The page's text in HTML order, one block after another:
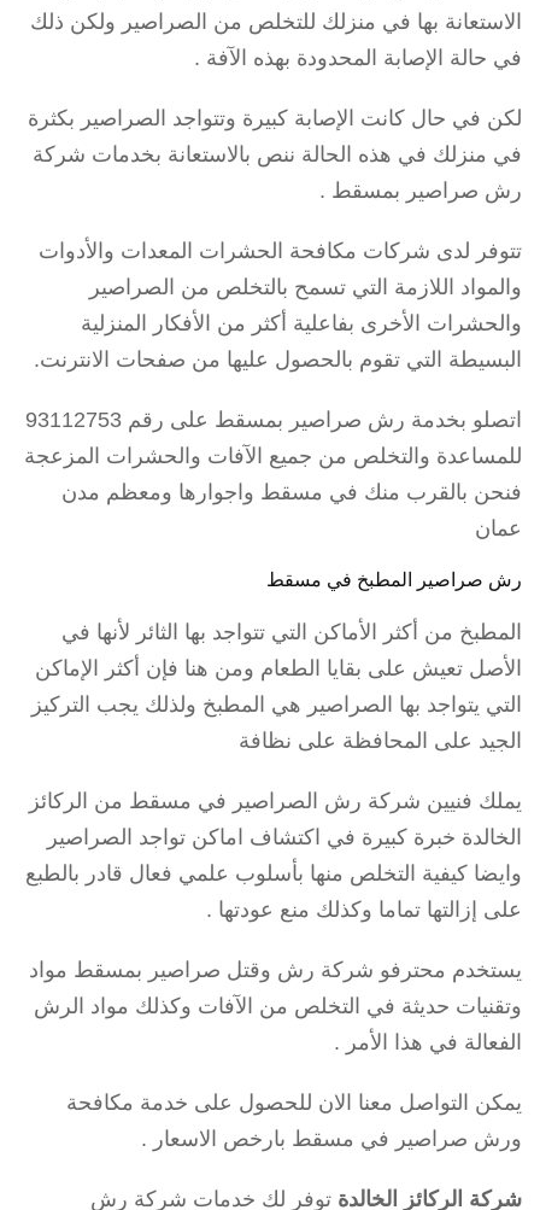
الاستعانة بها في منزلك للتخلص من الصراصير ولكن ذلك
في حالة الإصابة المحدودة بهذه الآفة .
لكن في حال كانت الإصابة كبيرة وتتواجد الصراصير بكثرة
في منزلك في هذه الحالة ننص بالاستعانة بخدمات شركة
رش صراصير بمسقط .
تتوفر لدى شركات مكافحة الحشرات المعدات والأدوات
والمواد اللازمة التي تسمح بالتخلص من الصراصير
والحشرات الأخرى بفاعلية أكثر من الأفكار المنزلية
البسيطة التي تقوم بالحصول عليها من صفحات الانترنت.
للمساعدة والتخلص من جميع الآفات والحشرات المزعجة
فنحن بالقرب منك في مسقط واجوارها ومعظم مدن
عمان
رش صراصير المطبخ في مسقط
المطبخ من أكثر الأماكن التي تتواجد بها الثائر لأنها في
الأصل تعيش على بقايا الطعام ومن هنا فإن أكثر الإماكن
التي يتواجد بها الصراصير هي المطبخ ولذلك يجب التركيز
الجيد على المحافظة على نظافة
يملك فنيين شركة رش الصراصير في مسقط من الركائز
الخالدة خبرة كبيرة في اكتشاف اماكن تواجد الصراصير
وايضا كيفية التخلص منها بأسلوب علمي فعال قادر بالطبع
على إزالتها تماما وكذلك منع عودتها .
يستخدم محترفو شركة رش وقتل صراصير بمسقط مواد
وتقنيات حديثة في التخلص من الآفات وكذلك مواد الرش
الفعالة في هذا الأمر .
يمكن التواصل معنا الان للحصول على خدمة مكافحة
ورش صراصير في مسقط بارخص الاسعار .
شركة الركائز الخالدة توفر لك خدمات شركة رش